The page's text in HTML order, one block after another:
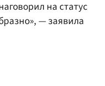
на статус
— заявила